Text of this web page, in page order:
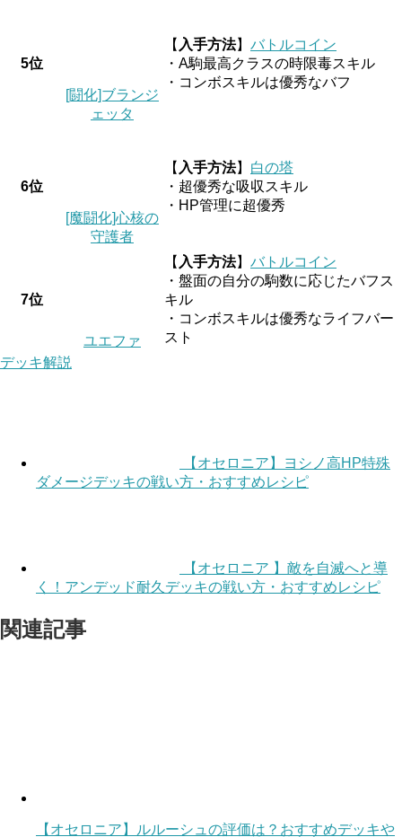
5位
[闘化]ブランジ
ェッタ
【 入手方法】 バトルコイン
・A駒最高クラスの時限毒スキル
・コンボスキルは優秀なバフ
6位
[魔闘化]心核の
守護者
【 入手方法】 白の塔
・超優秀な吸収スキル
・HP管理に超優秀
7位
ユエファ
【 入手方法】 バトルコイン
・盤面の自分の駒数に応じたバフス
キル
・コンボスキルは優秀なライフバー
スト
デッキ解説
【オセロニア】ヨシノ高HP特殊
ダメージデッキの戦い方・おすすめレシピ
【オセロニア 】敵を自滅へと導
く！アンデッド耐久デッキの戦い方・おすすめレシピ
関連記事
【オセロニア】ルルーシュの評価は？おすすめデッキや